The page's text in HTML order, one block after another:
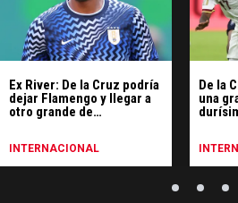
Ex River: De la Cruz podría
dejar Flamengo y llegar a
otro grande de
INTERNACIONAL
De la
una